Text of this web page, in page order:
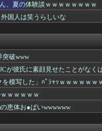
ん？おっぱい揉む？❤」
方が成功率上がらね？
…？」
暴行 54歳男逮捕
い世代で多く
開始
かわの画像を食わせてっと………
危篤状態」？ イラン大統領「意
…（※画像あり）
、夏の体験談ｗｗｗｗｗｗｗｗ
国人は笑うらしいな
突破www
が彼氏に素顔見せたことがなく
を模写した」ﾊﾟｼｬｯｗｗｗｗｗｗ
ｗｗｗｗｗ
恵体お●ぱいwwwwww